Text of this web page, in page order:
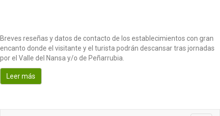
Breves reseñas y datos de contacto de los establecimientos con gran
encanto donde el visitante y el turista podrán descansar tras jornadas
por el Valle del Nansa y/o de Peñarrubia.
Leer más